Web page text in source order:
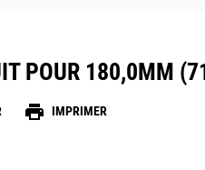
POUR 180,0MM
print IMPRIMER